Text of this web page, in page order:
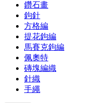
鑽石畫
鉤針
方格編
提花鉤編
馬賽克鉤編
佩奧特
磚塊編織
針織
手繩